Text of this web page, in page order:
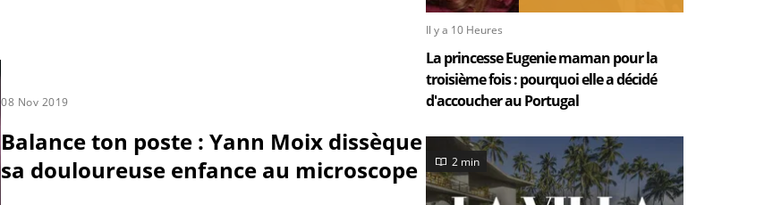
08 Nov 2019
Balance ton poste : Yann Moix dissèque
sa douloureuse enfance au microscope
Il y a 10 Heures
La princesse Eugenie maman pour la
troisième fois : pourquoi elle a décidé
d'accoucher au Portugal
2 min